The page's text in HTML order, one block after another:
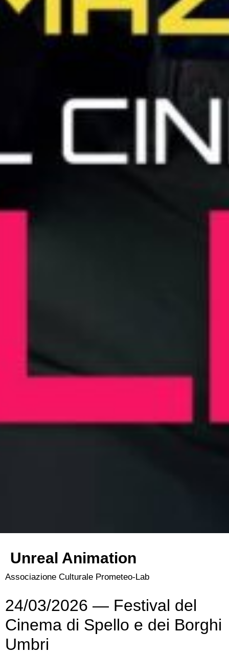
Unreal Animation
Associazione Culturale Prometeo-Lab
24/03/2026 — Festival del
Cinema di Spello e dei Borghi
Umbri